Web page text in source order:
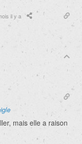
il y a
mais elle a raison